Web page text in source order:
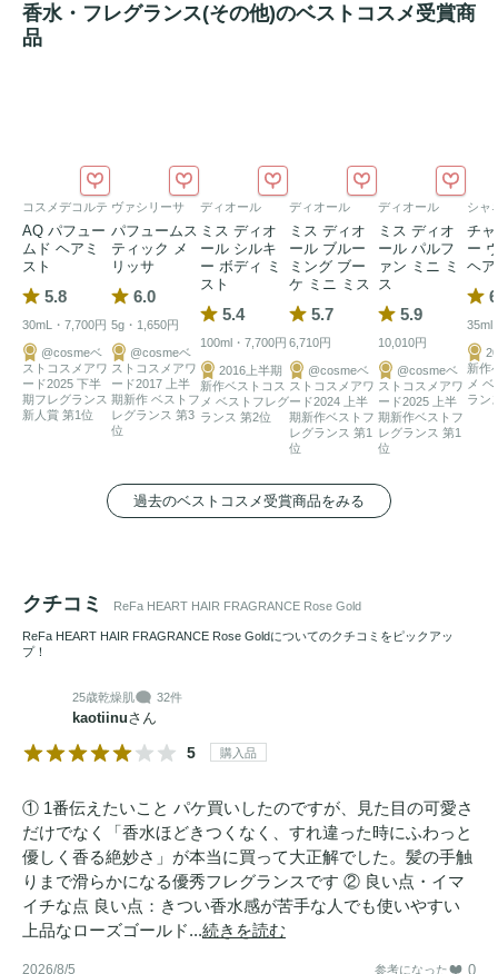
香水・フレグランス(その他)のベストコスメ受賞商
品
コスメデコルテ
AQ パフュー
ムド ヘアミ
スト
5.8
30mL・7,700円
@cosmeベ
ストコスメアワ
ード2025 下半
期フレグランス
新人賞 第1位
ヴァシリーサ
パフュームス
ティック メ
リッサ
6.0
5g・1,650円
@cosmeベ
ストコスメアワ
ード2017 上半
期新作 ベストフ
レグランス 第3
位
ディオール
ミス ディオ
ール シルキ
ー ボディ ミ
スト
5.4
100ml・7,700円
2016上半期
新作ベストコス
メ ベストフレグ
ランス 第2位
ディオール
ミス ディオ
ール ブルー
ミング ブー
ケ ミニ ミス
5.7
6,710円
@cosmeベ
ストコスメアワ
ード2024 上半
期新作ベストフ
レグランス 第1
位
ディオール
ミス ディオ
ール パルフ
ァン ミニ ミ
ス
5.9
10,010円
@cosmeベ
ストコスメアワ
ード2025 上半
期新作ベストフ
レグランス 第1
位
シャ
チ
ー
ヘ
35ml
新作
メ
ラン
過去のベストコスメ受賞商品をみる
クチコミ ReFa HEART HAIR FRAGRANCE Rose Gold
ReFa HEART HAIR FRAGRANCE Rose Goldについてのクチコミをピックアッ
プ！
25歳乾燥肌 32件
kaotiinuさん
5 購入品
① 1番伝えたいこと パケ買いしたのですが、見た目の可愛さ
だけでなく「香水ほどきつくなく、すれ違った時にふわっと
優しく香る絶妙さ」が本当に買って大正解でした。髪の手触
りまで滑らかになる優秀フレグランスです ② 良い点・イマ
イチな点 良い点：きつい香水感が苦手な人でも使いやすい
上品なローズゴールド...続きを読む
2026/8/5 参考になった 0